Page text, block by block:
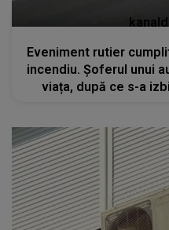
Eveniment rutier
incendiu. Șoferul unui
viața, după ce s-a